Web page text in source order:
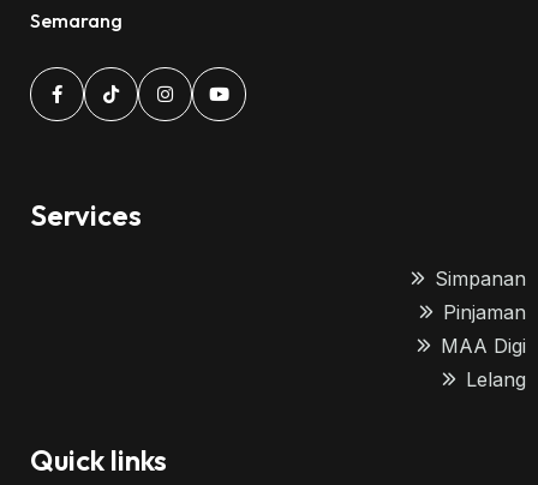
Semarang
Services
Simpanan
Pinjaman
MAA Digi
Lelang
Quick links